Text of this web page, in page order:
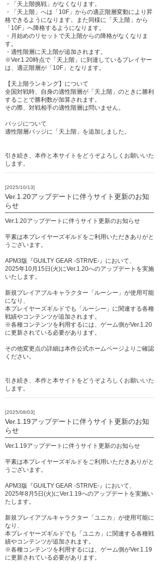
・「天上階挑戦」がなくなります。
・「天上階」へは「10F」からの適正階層変動により昇
格できるようになります。また同様に「天上階」から
「10F」へ降格するようになります。
・月始めのリセットで天上階からの降格がなくなりま
す。
・適性階層に天上階が追加されます。
※Ver.1.20時点で「天上階」に到達しているプレイヤー
は、適正階層が「10F」となります。
【天上階ランキング】について
全国対戦時、自身の適性階層が「天上階」のときに勝利
することで勝利数が加算されます。
その際、対戦相手の適性階層は問いません。
バッジについて
適性階層バッジに「天上階」を追加しました。
引き続き、本作と本サイトをどうぞよろしくお願いいた
します。
[2025/10/13]
Ver.1.20アップデートに伴うサイト更新のお知
らせ
Ver.1.20アップデートに伴うサイト更新のお知らせ
平素は本プレイヤーズギルドをご利用いただきありがと
うございます。
APM3版『GUILTY GEAR -STRIVE-』において、
2025年10月15日(火)にVer.1.20へのアップデートを実施
いたします。
新規プレイアブルキャラクター「ルーシー」が使用可能
になり、
本プレイヤーズギルドでも「ルーシー」に関連する各種
戦績やコンテンツが追加されます。
※各種コンテンツを利用するには、ゲーム側がVer.1.20
に更新されている必要があります。
その他変更点の詳細は本作公式ホームページよりご確認
ください。
引き続き、本作と本サイトをどうぞよろしくお願いいた
します。
[2025/08/03]
Ver.1.19アップデートに伴うサイト更新のお知
らせ
Ver.1.19アップデートに伴うサイト更新のお知らせ
平素は本プレイヤーズギルドをご利用いただきありがと
うございます。
APM3版『GUILTY GEAR -STRIVE-』において、
2025年8月5日(火)にVer.1.19へのアップデートを実施い
たします。
新規プレイアブルキャラクター「ユニカ」が使用可能に
なり、
本プレイヤーズギルドでも「ユニカ」に関連する各種戦
績やコンテンツが追加されます。
※各種コンテンツを利用するには、ゲーム側がVer.1.19
に更新されている必要があります。